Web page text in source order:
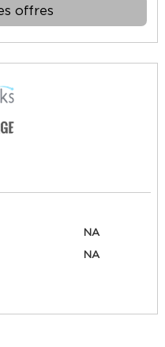
offres
NA
NA